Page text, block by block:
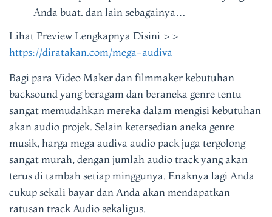
Anda buat. dan lain sebagainya…
Lihat Preview Lengkapnya Disini >>
https://diratakan.com/mega-audiva
Bagi para Video Maker dan filmmaker kebutuhan
backsound yang beragam dan beraneka genre tentu
sangat memudahkan mereka dalam mengisi kebutuhan
akan audio projek. Selain ketersedian aneka genre
musik, harga mega audiva audio pack juga tergolong
sangat murah, dengan jumlah audio track yang akan
terus di tambah setiap minggunya. Enaknya lagi Anda
cukup sekali bayar dan Anda akan mendapatkan
ratusan track Audio sekaligus.